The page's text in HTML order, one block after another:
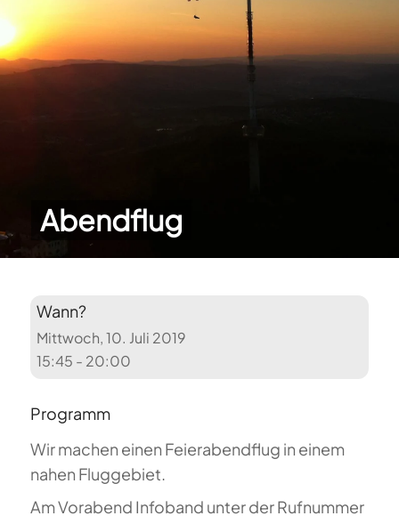
Abendflug
Wann?
Mittwoch, 10. Juli 2019
15:45 - 20:00
Programm
Wir machen einen Feierabendflug in einem
nahen Fluggebiet.
Am Vorabend Infoband unter der Rufnummer